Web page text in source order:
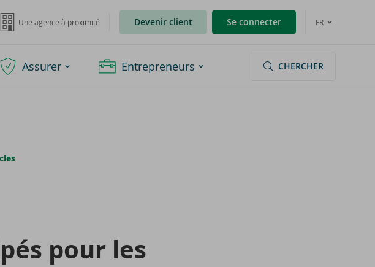
Une agence à proximité Devenir client Se connecter FR
Assurer Entrepreneurs CHERCHER
pour les